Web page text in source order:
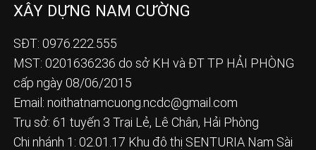
XÂY DỰNG NAM CƯỜNG
SĐT: 0976.222.555
MST: 0201636236 do sở KH và ĐT TP HẢI PHÒNG
cấp ngày 08/06/2015
Email: noithatnamcuong.ncdc@gmail.com
Trụ sở: 61 tuyến 3 Trại Lẻ, Lê Chân, Hải Phòng
Chi nhánh 1: 02.01.17 Khu đô thị SENTURIA Nam Sài